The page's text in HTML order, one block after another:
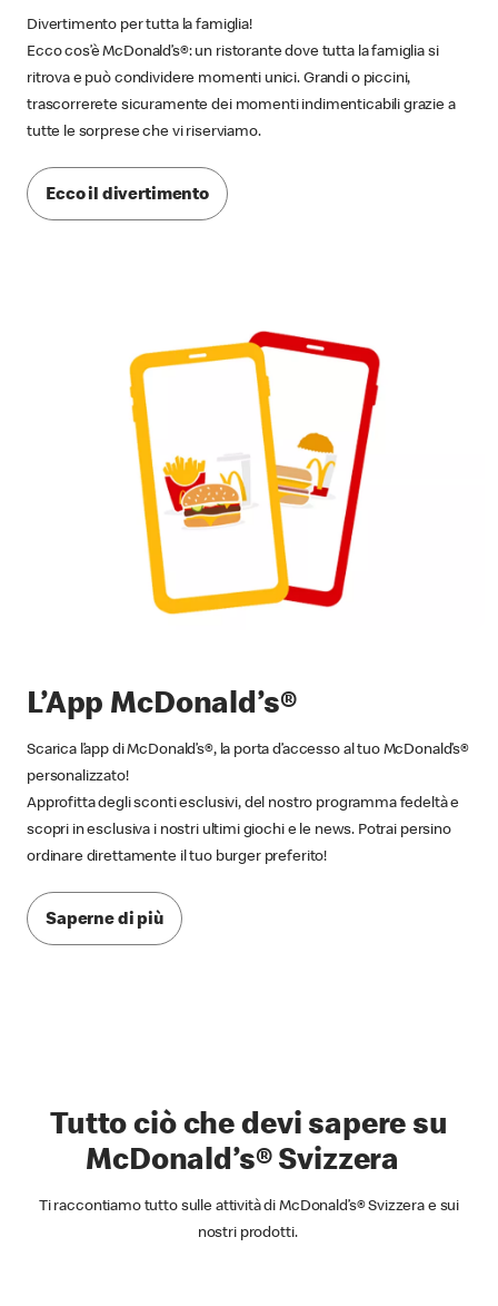
Divertimento per tutta la famiglia!
Ecco cos’è McDonald’s®: un ristorante dove tutta la famiglia si
ritrova e può condividere momenti unici. Grandi o piccini,
trascorrerete sicuramente dei momenti indimenticabili grazie a
tutte le sorprese che vi riserviamo.
Ecco il divertimento
L’App McDonald’s®
Scarica l’app di McDonald’s®, la porta d’accesso al tuo McDonald’s®
personalizzato!
Approfitta degli sconti esclusivi, del nostro programma fedeltà e
scopri in esclusiva i nostri ultimi giochi e le news. Potrai persino
ordinare direttamente il tuo burger preferito!
Saperne di più
Tutto ciò che devi sapere su
McDonald’s® Svizzera
Ti raccontiamo tutto sulle attività di McDonald’s® Svizzera e sui
nostri prodotti.